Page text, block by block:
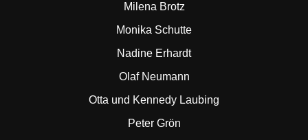
Milena Brotz
Monika Schutte
Nadine Erhardt
Olaf Neumann
Otta und Kennedy Laubing
Peter Grön